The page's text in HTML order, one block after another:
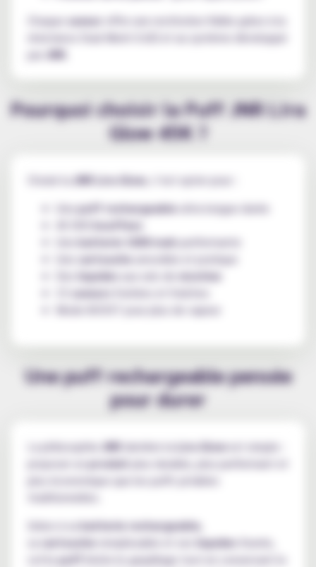
Chaque saveur
offre une restitution fidèle grâce à la
résistance Dual Mesh 0.6Ω et au système développé
JNR
Pourquoi choisir la Puff JNR Lira
Glow 45K ?
Choisir la JNR Lira Glow, c’est opter pour :
Unepuff rechargeableultra longue durée
bouffees
batterie 1000 mahperformante
cartouche
liquides
nicotine
saveurs
Mode BOOST pour plus de vapeur
Une puff rechargeable pensée
pour durer
La philosophie JNRderrière la Lira Glowest simple :
produit
Grâce à sabatterie rechargeable
cartouche liquides fournis,
puff
limite le gaspillage tout en conservant la